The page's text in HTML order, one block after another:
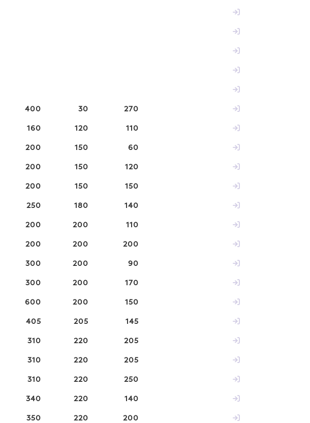
400 30 270
160 120 110
200 150 60
200 150 120
200 150 150
250 180 140
200 200 110
200 200 200
300 200 90
300 200 170
600 200 150
405 205 145
310 220 205
310 220 205
310 220 250
340 220 140
350 220 200